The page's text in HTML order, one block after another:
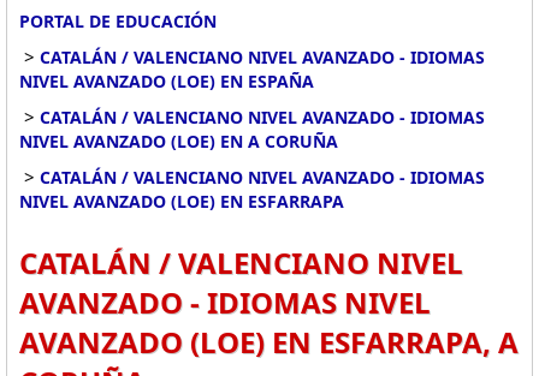
PORTAL DE EDUCACIÓN
> CATALÁN / VALENCIANO NIVEL AVANZADO - IDIOMAS
NIVEL AVANZADO (LOE) EN ESPAÑA
> CATALÁN / VALENCIANO NIVEL AVANZADO - IDIOMAS
NIVEL AVANZADO (LOE) EN A CORUÑA
> CATALÁN / VALENCIANO NIVEL AVANZADO - IDIOMAS
NIVEL AVANZADO (LOE) EN ESFARRAPA
CATALÁN / VALENCIANO NIVEL
AVANZADO - IDIOMAS NIVEL
AVANZADO (LOE) EN ESFARRAPA, A